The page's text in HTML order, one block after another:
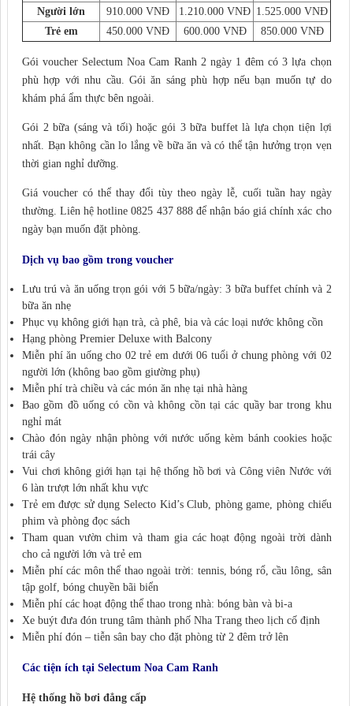
Người lớn 910.000 VNĐ 1.210.000 VNĐ 1.525.000 VNĐ
Trẻ em
450.000 VNĐ 600.000 VNĐ 850.000 VNĐ
Gói voucher Selectum Noa Cam Ranh 2 ngày 1 đêm có 3 lựa chọn
phù hợp với nhu cầu. Gói ăn sáng phù hợp nếu bạn muốn tự do
khám phá ẩm thực bên ngoài.
Gói 2 bữa (sáng và tối) hoặc gói 3 bữa buffet là lựa chọn tiện lợi
nhất. Bạn không cần lo lắng về bữa ăn và có thể tận hưởng trọn vẹn
thời gian nghỉ dưỡng.
Giá voucher có thể thay đổi tùy theo ngày lễ, cuối tuần hay ngày
thường. Liên hệ hotline 0825 437 888 để nhận báo giá chính xác cho
ngày bạn muốn đặt phòng.
Dịch vụ bao gồm trong voucher
Lưu trú và ăn uống trọn gói với 5 bữa/ngày: 3 bữa buffet chính và 2
bữa ăn nhẹ
Phục vụ không giới hạn trà, cà phê, bia và các loại nước không cồn
Hạng phòng Premier Deluxe with Balcony
Miễn phí ăn uống cho 02 trẻ em dưới 06 tuổi ở chung phòng với 02
người lớn (không bao gồm giường phụ)
Miễn phí trà chiều và các món ăn nhẹ tại nhà hàng
Bao gồm đồ uống có cồn và không cồn tại các quầy bar trong khu
nghỉ mát
Chào đón ngày nhận phòng với nước uống kèm bánh cookies hoặc
trái cây
Vui chơi không giới hạn tại hệ thống hồ bơi và Công viên Nước với
6 làn trượt lớn nhất khu vực
Trẻ em được sử dụng Selecto Kid’s Club, phòng game, phòng chiếu
phim và phòng đọc sách
Tham quan vườn chim và tham gia các hoạt động ngoài trời dành
cho cả người lớn và trẻ em
Miễn phí các môn thể thao ngoài trời: tennis, bóng rổ, cầu lông, sân
tập golf, bóng chuyền bãi biển
Miễn phí các hoạt động thể thao trong nhà: bóng bàn và bi-a
Xe buýt đưa đón trung tâm thành phố Nha Trang theo lịch cố định
Miễn phí đón – tiễn sân bay cho đặt phòng từ 2 đêm trở lên
Các tiện ích tại Selectum Noa Cam Ranh
Hệ thống hồ bơi đẳng cấp